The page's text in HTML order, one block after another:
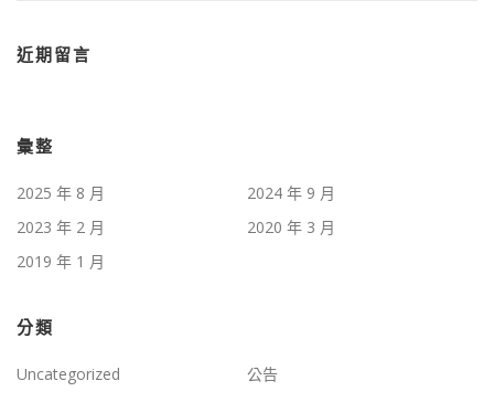
近期留言
彙整
2025 年 8 月
2024 年 9 月
2023 年 2 月
2020 年 3 月
2019 年 1 月
分類
Uncategorized 公告